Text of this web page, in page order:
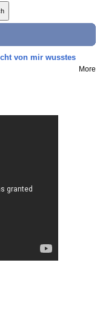
von mir wusstes
More